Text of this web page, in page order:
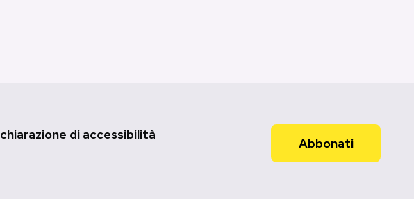
di accessibilità
Abbonati